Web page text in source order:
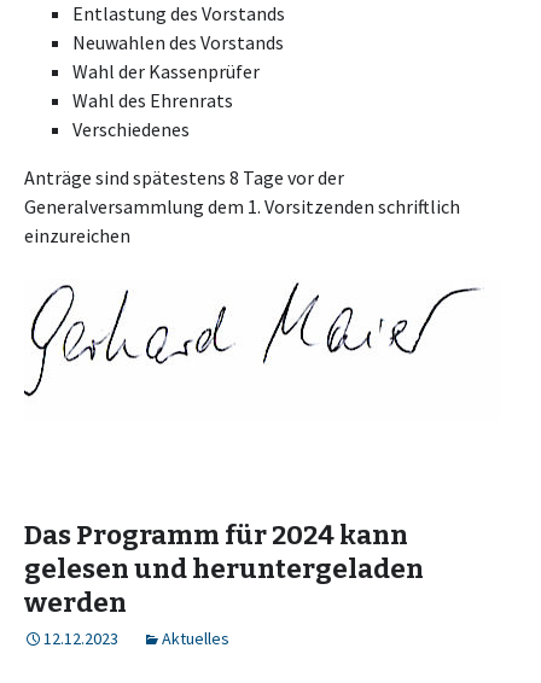
Entlastung des Vorstands
Neuwahlen des Vorstands
Wahl der Kassenprüfer
Wahl des Ehrenrats
Verschiedenes
Anträge sind spätestens 8 Tage vor der
Generalversammlung dem 1. Vorsitzenden schriftlich
einzureichen
Das Programm für 2024 kann
gelesen und heruntergeladen
werden
12.12.2023 Aktuelles